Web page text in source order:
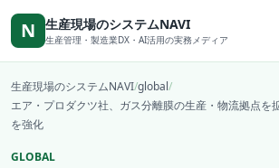
本文へ移動
N 生産現場のシステムNAVI
生産管理・製造業DX・AI活用の実務メディア
生産現場のシステムNAVI/global/
エア・プロダクツ社、ガス分離膜の生産・物流拠点を
を強化
GLOBAL